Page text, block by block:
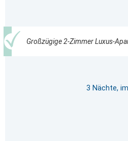
Großzügige 2-Zimmer Luxus-
3 Nächte,